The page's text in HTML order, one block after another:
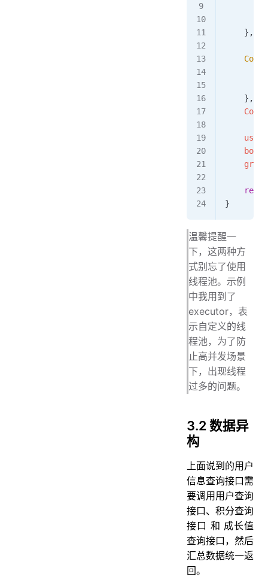
},
},
}
温馨提醒一
下，这两种方
式别忘了使用
线程池。示例
中我用到了
executor，表
示自定义的线
程池，为了防
止高并发场景
下，出现线程
过多的问题。
3.2 数据异
构
上面说到的用户
信息查询接口需
要调用用户查询
接口、积分查询
接口 和 成长值
查询接口，然后
汇总数据统一返
回。